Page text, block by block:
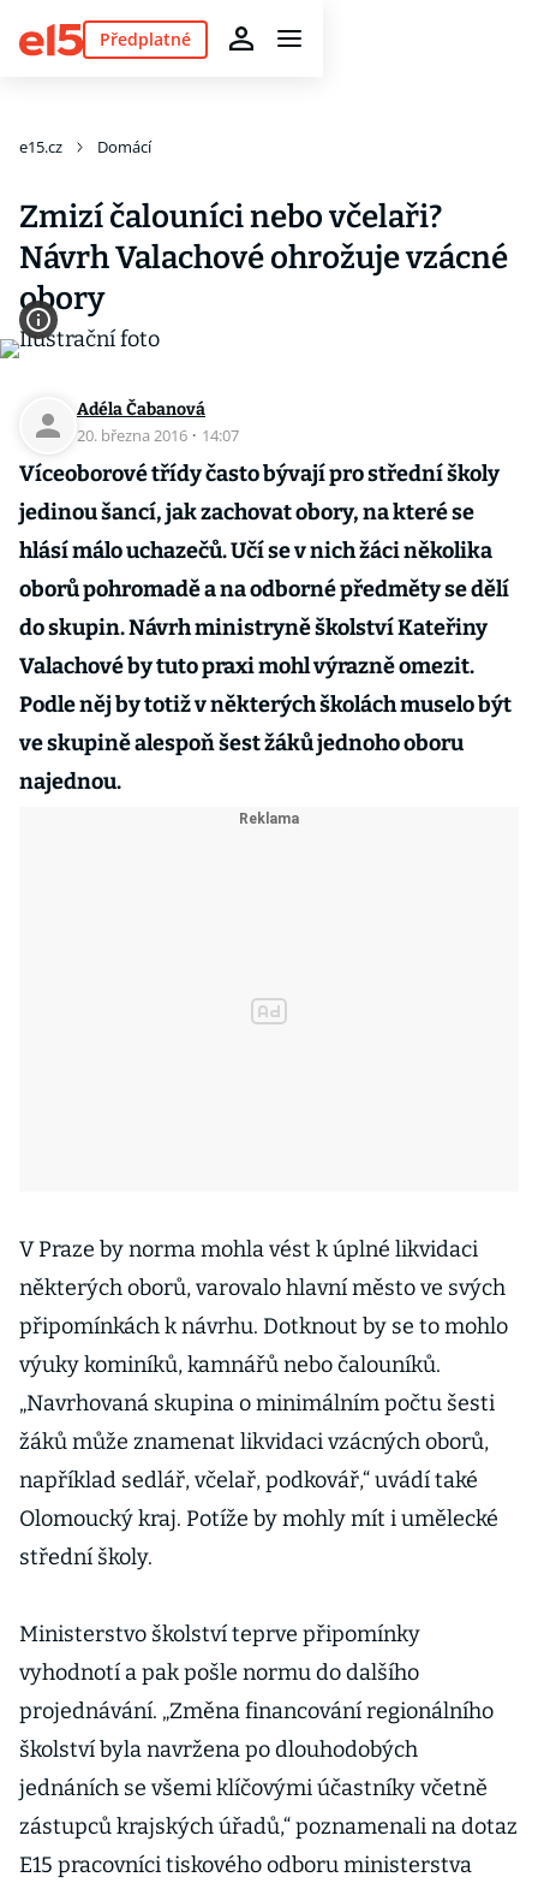
Předplatné
e15.cz Domácí
Zmizí čalouníci nebo včelaři?
Návrh Valachové ohrožuje vzácné
obory
Adéla Čabanová
20. března 2016 · 14:07
Víceoborové třídy často bývají pro střední školy
jedinou šancí, jak zachovat obory, na které se
hlásí málo uchazečů. Učí se v nich žáci několika
oborů pohromadě a na odborné předměty se dělí
do skupin. Návrh ministryně školství Kateřiny
Valachové by tuto praxi mohl výrazně omezit.
Podle něj by totiž v některých školách muselo být
ve skupině alespoň šest žáků jednoho oboru
najednou.
V Praze by norma mohla vést k úplné likvidaci
některých oborů, varovalo hlavní město ve svých
připomínkách k návrhu. Dotknout by se to mohlo
výuky kominíků, kamnářů nebo čalouníků.
„Navrhovaná skupina o minimálním počtu šesti
žáků může znamenat likvidaci vzácných oborů,
například sedlář, včelař, podkovář,“ uvádí také
Olomoucký kraj. Potíže by mohly mít i umělecké
střední školy.
Ministerstvo školství teprve připomínky
vyhodnotí a pak pošle normu do dalšího
projednávání. „Změna financování regionálního
školství byla navržena po dlouhodobých
jednáních se všemi klíčovými účastníky včetně
zástupců krajských úřadů,“ poznamenali na dotaz
E15 pracovníci tiskového odboru ministerstva